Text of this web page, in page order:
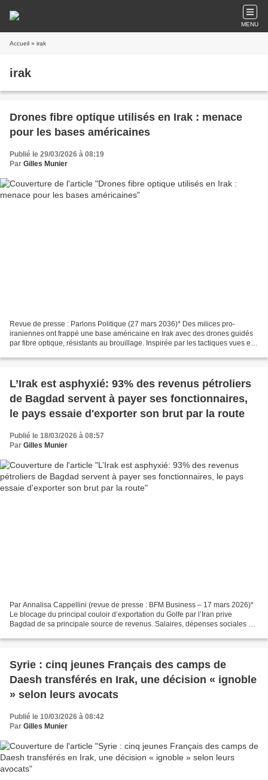
MENU
Accueil » irak
irak
Drones fibre optique utilisés en Irak : menace
pour les bases américaines
Publié le 29/03/2026 à 08:19
Par Gilles Munier
Revue de presse : Parlons Politique (27 mars 2036)* Des milices pro-
iraniennes ont frappé une base américaine en Irak avec des drones guidés
par fibre optique, résistants au brouillage. Inspirée par les tactiques vues en
L’Irak est asphyxié: 93% des revenus pétroliers
de Bagdad servent à payer ses fonctionnaires,
le pays essaie d'exporter son brut par la route
Publié le 18/03/2026 à 08:57
Par Gilles Munier
Par Annalisa Cappellini (revue de presse : BFM Business – 17 mars 2026)*
Le blocage du principal couloir d’exportation du Golfe par l’Iran prive
Bagdad de sa principale source de revenus. Salaires, dépenses sociales et
Syrie : cinq jeunes Français des camps de
Daesh transférés en Irak, une décision « ignoble
» selon leurs avocats
Publié le 10/03/2026 à 08:42
Par Gilles Munier